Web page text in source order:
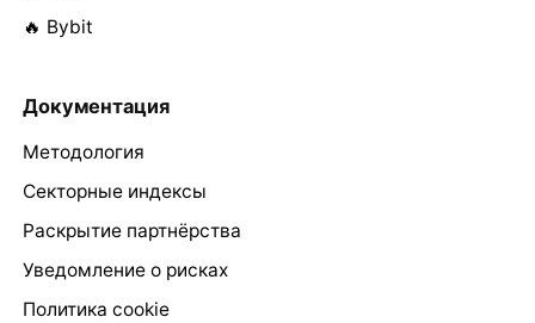
🔥 Bybit
Документация
Методология
Секторные индексы
Раскрытие партнёрства
Уведомление о рисках
Политика cookie